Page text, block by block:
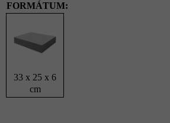
FORMÁTUM:
33 x 25 x 6
cm